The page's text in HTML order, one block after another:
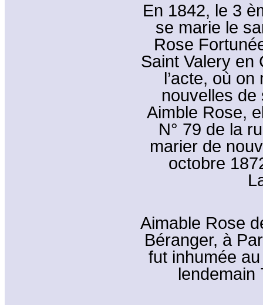
En 1842, le 3
se marie le
Rose
Saint Valery en
l’acte, où
nouvelles
Aimble Rose,
N° 79 de la
marier de
octobre
Aimable Rose
Béranger, à
fut inhumée
lendemain